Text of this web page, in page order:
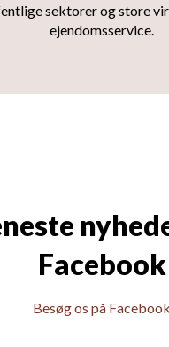
sektorer og store
ejendomsservice.
Facebook
Besøg os på Facebook